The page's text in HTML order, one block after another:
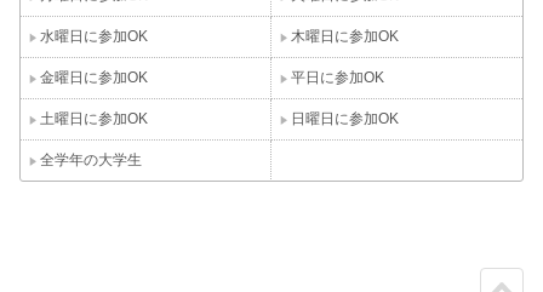
水曜日に参加OK 木曜日に参加OK
金曜日に参加OK 平日に参加OK
土曜日に参加OK 日曜日に参加OK
全学年の大学生